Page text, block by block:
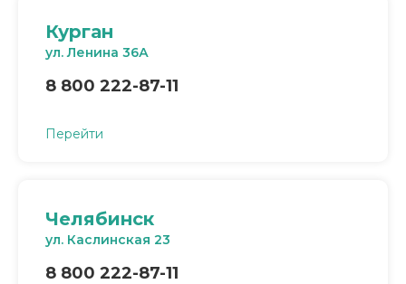
Курган
ул. Ленина 36А
8 800 222-87-11
Перейти
Челябинск
ул. Каслинская 23
8 800 222-87-11